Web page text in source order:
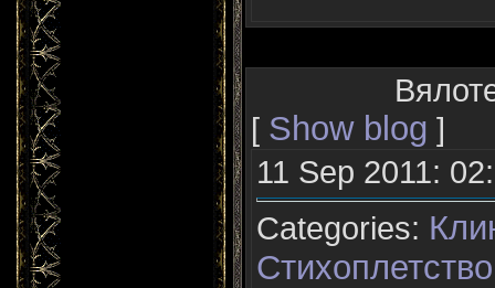
[ Show blog ]
11 Sep 2011:
Categories:
Стихоплетство